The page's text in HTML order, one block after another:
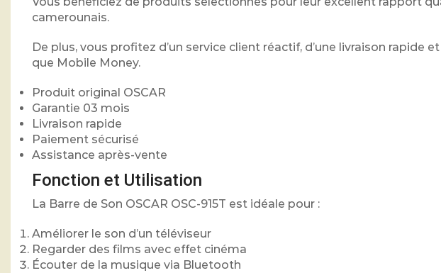
camerounais.
De plus, vous profitez d’un service client réactif, d’une livraison
que Mobile Money.
Produit original OSCAR
Garantie 03 mois
Livraison rapide
Paiement sécurisé
Assistance après-vente
Fonction et Utilisation
La Barre de Son OSCAR OSC-915T est idéale pour :
Améliorer le son d’un téléviseur
Regarder des films avec effet cinéma
Écouter de la musique via Bluetooth